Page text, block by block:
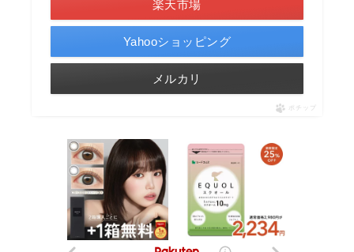
楽天市場
Yahooショッピング
メルカリ
ポチップ